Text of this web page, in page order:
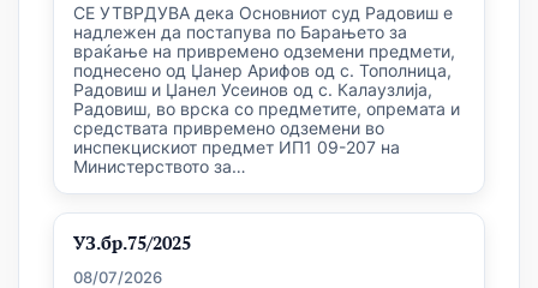
СЕ УТВРДУВА дека Основниот суд Радовиш е
надлежен да постапува по Барањето за
враќање на привремено одземени предмети,
поднесено од Џанер Арифов од с. Тополница,
Радовиш и Џанел Усеинов од с. Калаузлија,
Радовиш, во врска со предметите, опремата и
средствата привремено одземени во
инспекцискиот предмет ИП1 09-207 на
Министерството за…
УЗ.бр.75/2025
08/07/2026